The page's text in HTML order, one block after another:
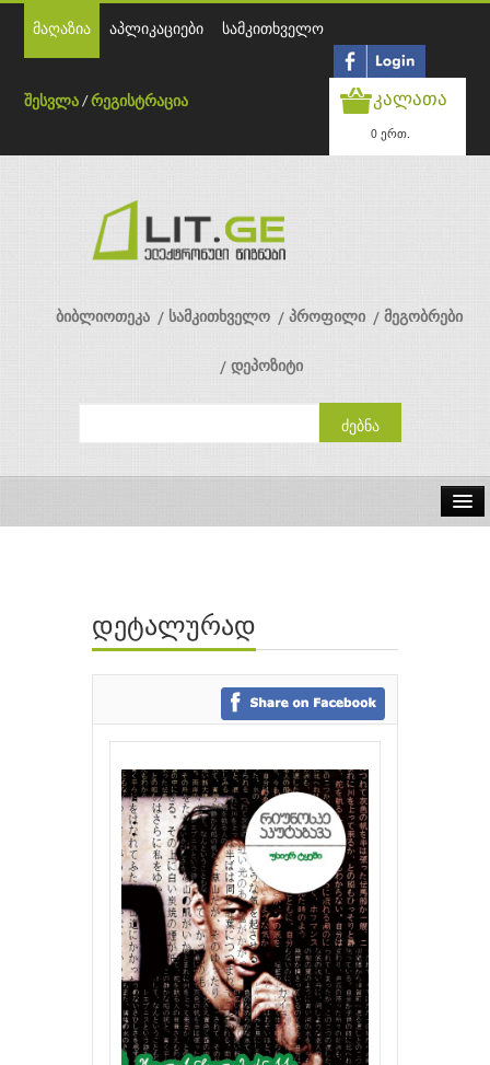
მაღაზია აპლიკაციები სამკითხველო
შესვლა /რეგისტრაცია კალათა
0 ერთ.
ბიბლიოთეკა სამკითხველო პროფილი მეგობრები
დეპოზიტი
ავტორები
გამომცემლობები
დეტალურად